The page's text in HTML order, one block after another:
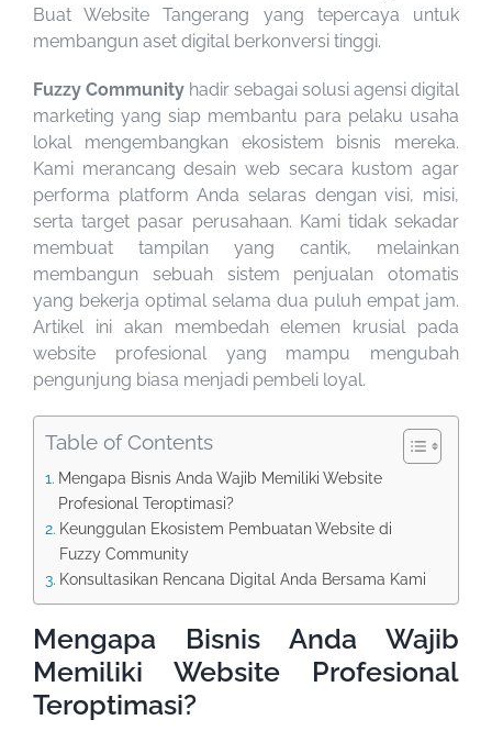
Buat Website Tangerang yang tepercaya untuk
membangun aset digital berkonversi tinggi.
Fuzzy Community hadir sebagai solusi agensi digital
marketing yang siap membantu para pelaku usaha
lokal mengembangkan ekosistem bisnis mereka.
Kami merancang desain web secara kustom agar
performa platform Anda selaras dengan visi, misi,
serta target pasar perusahaan. Kami tidak sekadar
membuat tampilan yang cantik, melainkan
membangun sebuah sistem penjualan otomatis
yang bekerja optimal selama dua puluh empat jam.
Artikel ini akan membedah elemen krusial pada
website profesional yang mampu mengubah
pengunjung biasa menjadi pembeli loyal.
Table of Contents
Mengapa Bisnis Anda Wajib Memiliki Website
Profesional Teroptimasi?
Keunggulan Ekosistem Pembuatan Website di
Fuzzy Community
Konsultasikan Rencana Digital Anda Bersama Kami
Mengapa Bisnis Anda Wajib
Memiliki Website Profesional
Teroptimasi?